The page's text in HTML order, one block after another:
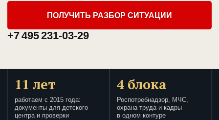
ПОЛУЧИТЬ РАЗБОР СИТУАЦИИ
+7 495 231-03-29
11 лет
работаем с 2015 года:
документы для детского
центра и проверки
4 блока
Роспотребнадзор, МЧС,
охрана труда и кадры
в одном контуре